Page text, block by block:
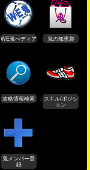
WE鬼ぺディア 鬼の知恵袋
攻略情報検索
スキル/ポジシ
ョン
鬼メンバー登
録